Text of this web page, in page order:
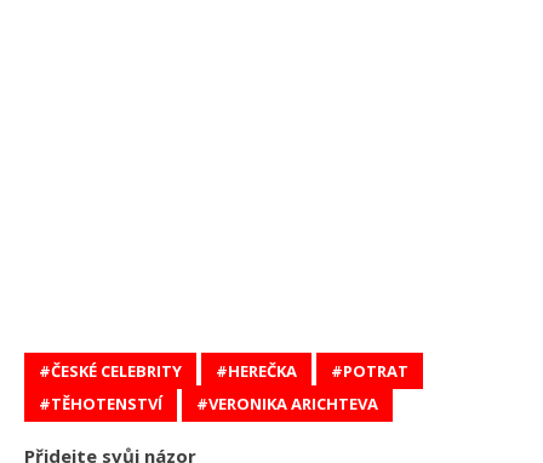
ČESKÉ CELEBRITY HEREČKA
POTRAT
TĚHOTENSTVÍ
VERONIKA ARICHTEVA
Přidejte svůj názor